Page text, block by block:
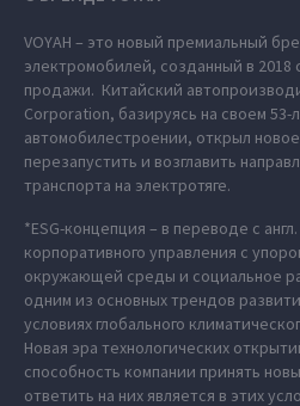
VOYAH – это новый премиальный
электромобилей, созданный в 2018
продажи. Китайский
Corporation, базируясь на своем 53-
автомобилестроении, открыл
перезапустить и возглавить
транспорта на электротяге.
*ESG-концепция – в переводе с
корпоративного управления с
окружающей среды и социальное
одним из основных трендов
условиях глобального
Новая эра технологических
способность компании принять
ответить на них является в этих